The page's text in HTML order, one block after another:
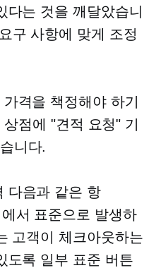
다는 것을 깨달았습니
구 사항에 맞게 조정
격을 책정해야 하기
점에 "견적 요청" 기
니다.
다음과 같은 항
서 표준으로 발생하
고객이 체크아웃하는
도록 일부 표준 버튼